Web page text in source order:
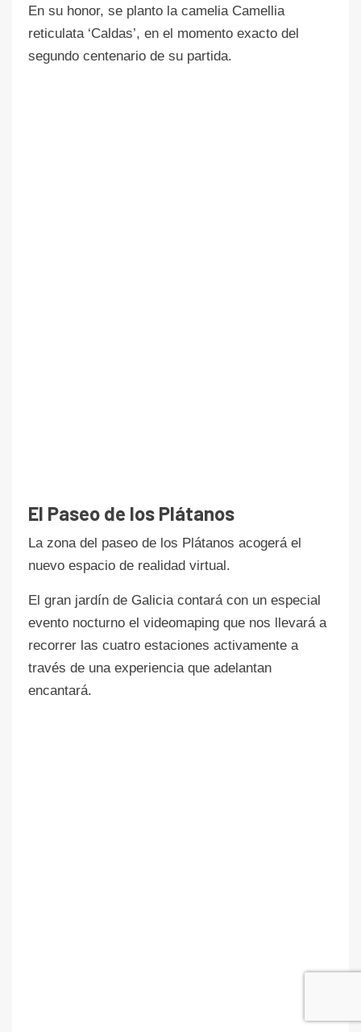
En su honor, se planto la camelia Camellia
reticulata ‘Caldas’, en el momento exacto del
segundo centenario de su partida.
El Paseo de los Plátanos
La zona del paseo de los Plátanos acogerá el
nuevo espacio de realidad virtual.
El gran jardín de Galicia contará con un especial
evento nocturno el videomaping que nos llevará a
recorrer las cuatro estaciones activamente a
través de una experiencia que adelantan
encantará.